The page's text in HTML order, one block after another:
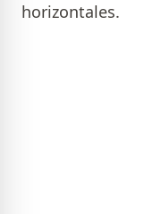
horizontales.